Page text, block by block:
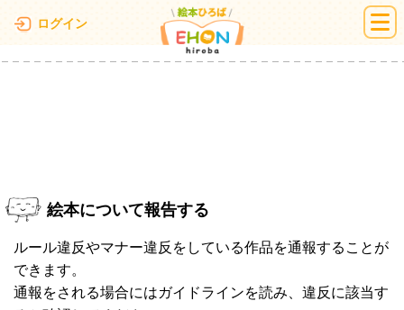
ログイン 絵本ひろば
絵本について報告する
ルール違反やマナー違反をしている作品を通報することが
できます。
通報をされる場合にはガイドラインを読み、違反に該当す